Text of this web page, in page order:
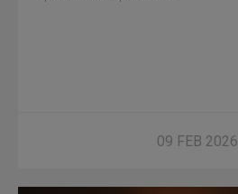
09 FEB 2026